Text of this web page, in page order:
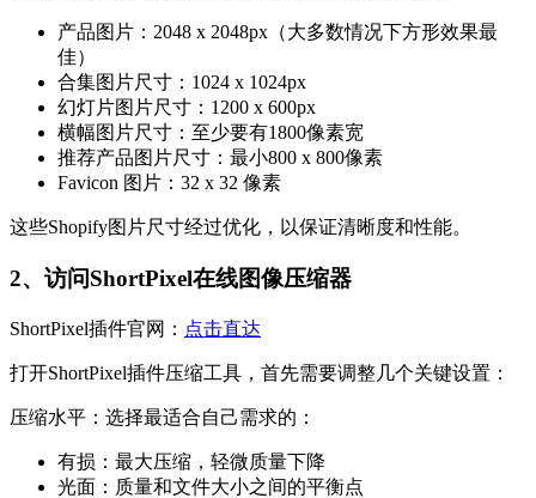
产品图片：2048 x 2048px（大多数情况下方形效果最
佳）
合集图片尺寸：1024 x 1024px
幻灯片图片尺寸：1200 x 600px
横幅图片尺寸：至少要有1800像素宽
推荐产品图片尺寸：最小800 x 800像素
Favicon 图片：32 x 32 像素
这些Shopify图片尺寸经过优化，以保证清晰度和性能。
2、访问ShortPixel在线图像压缩器
ShortPixel插件官网： 点击直达
打开ShortPixel插件压缩工具，首先需要调整几个关键设置：
压缩水平：选择最适合自己需求的：
有损：最大压缩，轻微质量下降
光面：质量和文件大小之间的平衡点